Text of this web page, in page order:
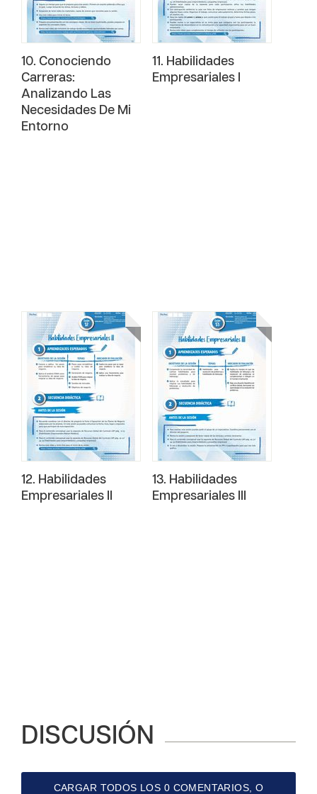
10. Conociendo
Carreras:
Analizando Las
Necesidades De Mi
Entorno
11. Habilidades
Empresariales I
12. Habilidades
Empresariales II
13. Habilidades
Empresariales III
DISCUSIÓN
CARGAR TODOS LOS 0 COMENTARIOS, O